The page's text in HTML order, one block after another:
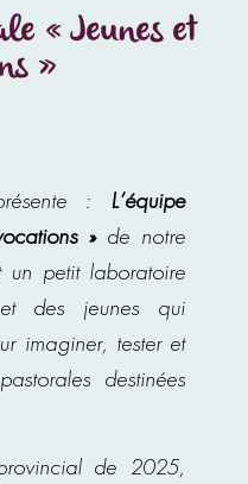
« Jeunes et
»
: L’équipe
» de notre
un petit laboratoire
des jeunes qui
imaginer, tester et
destinées
de 2025,